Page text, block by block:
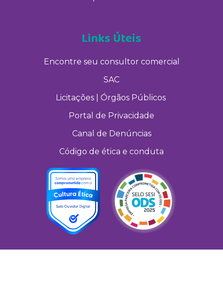
Links Úteis
Encontre seu consultor comercial
SAC
Licitações | Órgãos Públicos
Portal de Privacidade
Canal de Denúncias
Código de ética e conduta